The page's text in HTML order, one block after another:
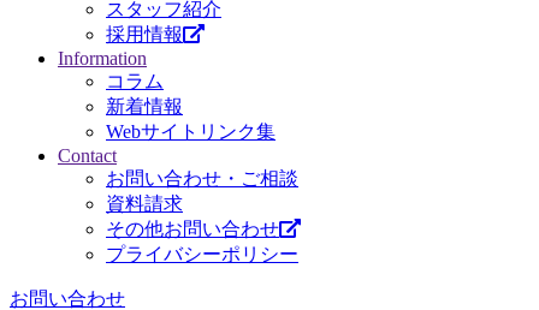
スタッフ紹介
採用情報
Information
コラム
新着情報
Webサイトリンク集
Contact
お問い合わせ・ご相談
資料請求
その他お問い合わせ
プライバシーポリシー
お問い合わせ